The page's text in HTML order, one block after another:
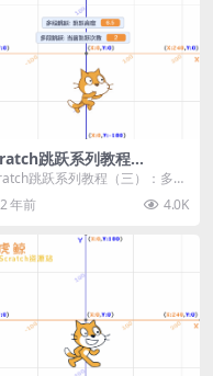
跳跃系列教程
）：多段跳跃
跳跃系列教程（三）：多段
作者：小虎鲸Scratch资源站
2 年前 4.0K